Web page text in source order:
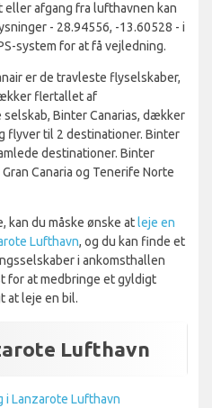
afgang fra lufthavnen kan
- 28.94556, -13.60528 - i
system for at få vejledning.
er de travleste flyselskaber,
flertallet af
Binter Canarias, dækker
flyver til 2 destinationer. Binter
destinationer. Binter
Canaria og Tenerife Norte
kan du måske ønske atleje en
Lufthavn, og du kan finde et
i ankomsthallen
for at medbringe et gyldigt
at leje en bil.
Lufthavn
i Lanzarote Lufthavn